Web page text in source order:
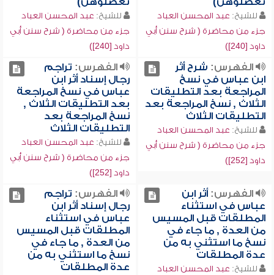
للشيخ: عبد المحسن العباد
جزء من محاضرة ( شرح سنن أبي
داود [240])
للشيخ: عبد المحسن العباد
جزء من محاضرة ( شرح سنن أبي
داود [240])
الفهرس: شرح أثر
ابن عباس في نسخ
المراجعة بعد التطليقات
الثلاث , نسخ المراجعة بعد
التطليقات الثلاث
للشيخ: عبد المحسن العباد
جزء من محاضرة ( شرح سنن أبي
داود [252])
الفهرس: تراجم
رجال إسناد أثر ابن
عباس في نسخ المراجعة
بعد التطليقات الثلاث ,
نسخ المراجعة بعد
التطليقات الثلاث
للشيخ: عبد المحسن العباد
جزء من محاضرة ( شرح سنن أبي
داود [252])
الفهرس:أثر ابن
عباس في استثناء
المطلقات قبل المسيس
من العدة , ما جاء في
نسخ ما استثني به من
عدة المطلقات
للشيخ: عبد المحسن العباد
الفهرس: تراجم
رجال إسناد أثر ابن
عباس في استثناء
المطلقات قبل المسيس
من العدة , ما جاء في
نسخ ما استثني به من
عدة المطلقات